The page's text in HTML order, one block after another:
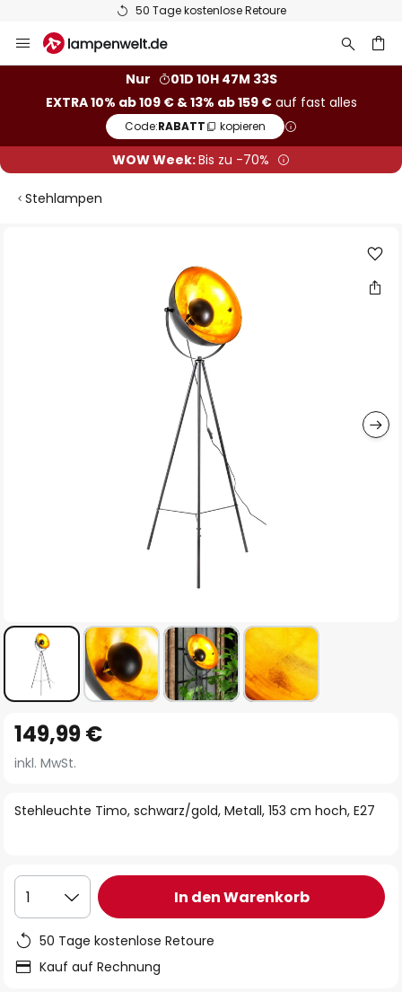
50 Tage kostenlose Retoure
Inhalt
Nur
01D 10H 47M 33S
EXTRA 10% ab 109 € & 13% ab 159 €auf fast alles
Code:RABATT kopieren
WOW Week:Bis zu -70%
Stehlampen
Anfang
der
springen
Stehleuchte Timo, schwarz/gold, Metall, 153 cm hoch, E27
149,99 €
inkl. MwSt.
1 In den Warenkorb
50 Tage kostenlose Retoure
Kauf auf Rechnung